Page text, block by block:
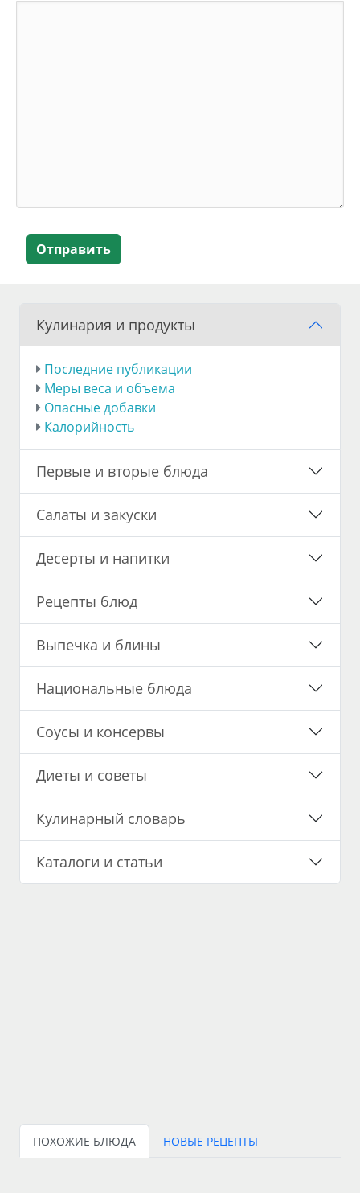
Отправить
Кулинария и продукты
Последние публикации
Меры веса и объема
Опасные добавки
Калорийность
Первые и вторые блюда
Салаты и закуски
Десерты и напитки
Рецепты блюд
Выпечка и блины
Национальные блюда
Соусы и консервы
Диеты и советы
Кулинарный словарь
Каталоги и статьи
ПОХОЖИЕ БЛЮДА НОВЫЕ РЕЦЕПТЫ